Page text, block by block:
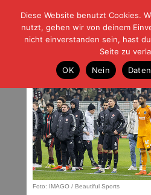
| | |BLOG-GFußball
HOME|REGELN|IMPRESSUM
Alte Muster
Montag, 26.01.26 | 05:00 Uhr
Foto: IMAGO / Beautiful Sports
Diese Website benutzt Cookies.
nutzt, gehen wir von deinem
nicht einverstanden sein, hast
Seite zu
OK
Nein